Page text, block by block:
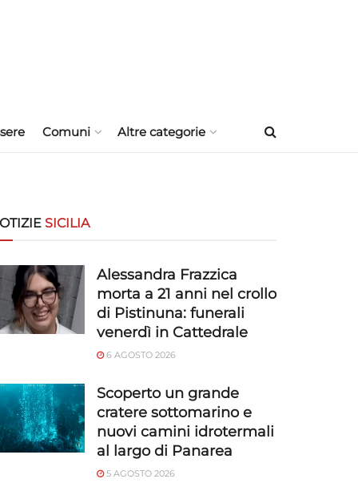
Comuni Altre categorie
SICILIA
Alessandra Frazzica
morta a 21 anni nel crollo
di Pistinuna: funerali
venerdì in Cattedrale
6 AGOSTO 2026
Scoperto un grande
cratere sottomarino e
nuovi camini idrotermali
al largo di Panarea
5 AGOSTO 2026